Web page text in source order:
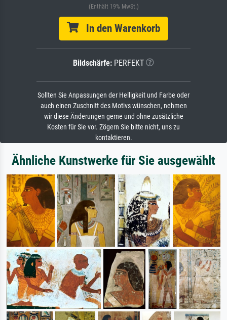
(Enthält 19% MwSt.)
In den Warenkorb
Bildschärfe: PERFEKT
Sollten Sie Anpassungen der Helligkeit und Farbe oder
auch einen Zuschnitt des Motivs wünschen, nehmen
wir diese Änderungen gerne und ohne zusätzliche
Kosten für Sie vor. Zögern Sie bitte nicht, uns zu
kontaktieren.
Ähnliche Kunstwerke für Sie ausgewählt